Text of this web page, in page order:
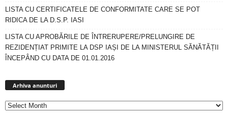
LISTA CU CERTIFICATELE DE CONFORMITATE CARE SE POT
RIDICA DE LA D.S.P. IASI
LISTA CU APROBĂRILE DE ÎNTRERUPERE/PRELUNGIRE DE
REZIDENȚIAT PRIMITE LA DSP IAȘI DE LA MINISTERUL SĂNĂTĂȚII
ÎNCEPÂND CU DATA DE 01.01.2016
Arhiva anunturi